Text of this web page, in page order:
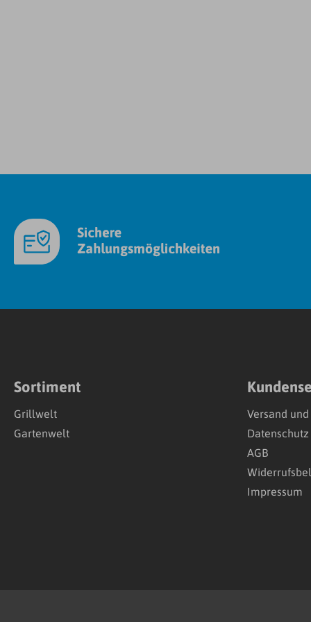
Sortiment
Grillwelt
Gartenwelt
Versand
Datenschutz
AGB
Impressum